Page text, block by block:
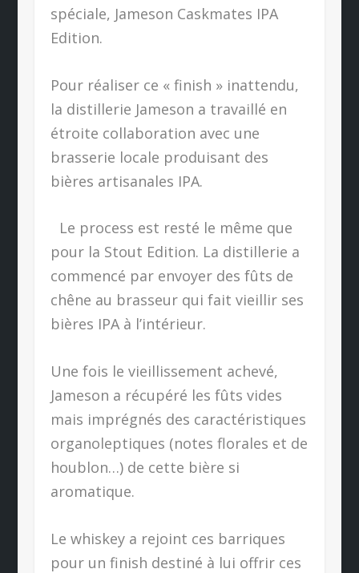
spéciale, Jameson Caskmates IPA
Edition.
Pour réaliser ce « finish » inattendu,
la distillerie Jameson a travaillé en
étroite collaboration avec une
brasserie locale produisant des
bières artisanales IPA.
Le process est resté le même que
pour la Stout Edition. La distillerie a
commencé par envoyer des fûts de
chêne au brasseur qui fait vieillir ses
bières IPA à l’intérieur.
Une fois le vieillissement achevé,
Jameson a récupéré les fûts vides
mais imprégnés des caractéristiques
organoleptiques (notes florales et de
houblon…) de cette bière si
aromatique.
Le whiskey a rejoint ces barriques
pour un finish destiné à lui offrir ces